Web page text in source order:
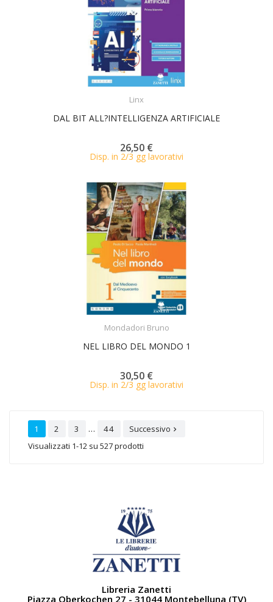
Linx
DAL BIT ALL?INTELLIGENZA ARTIFICIALE
26,50 €
Disp. in 2/3 gg lavorativi
Mondadori Bruno
NEL LIBRO DEL MONDO 1
30,50 €
Disp. in 2/3 gg lavorativi
1 2 3 … 44 Successivo 
Visualizzati 1-12 su 527 prodotti
Libreria Zanetti
Piazza Oberkochen 27 - 31044 Montebelluna (TV)